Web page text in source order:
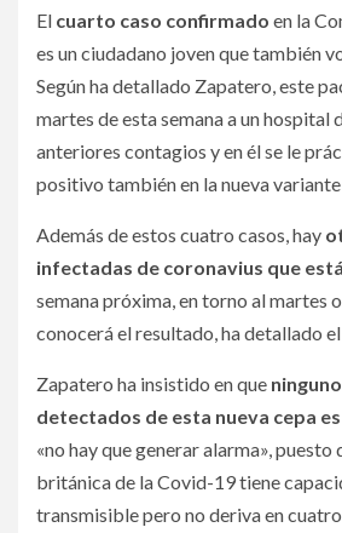
El cuarto caso confirmado en la
es un ciudadano joven que también
Según ha detallado Zapatero, este
martes de esta semana a un hospital
anteriores contagios y en él se le
positivo también en la nueva
Además de estos cuatro casos, hay
infectadas de coronavius que
semana próxima, en torno al martes
conocerá el resultado, ha detallado
Zapatero ha insistido en que
detectados de esta nueva cepa
«no hay que generar alarma», puesto
británica de la Covid-19 tiene
transmisible pero no deriva en